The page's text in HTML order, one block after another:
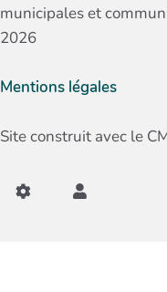
municipales et
2026
Mentions légales
Site construit avec le